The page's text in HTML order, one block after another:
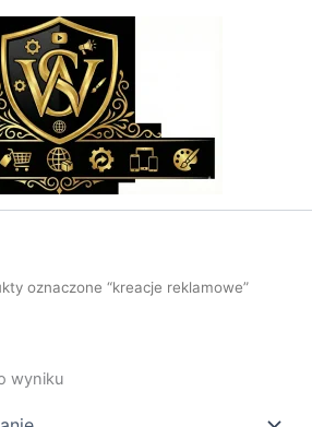
oznaczone “kreacje reklamowe”
wyniku